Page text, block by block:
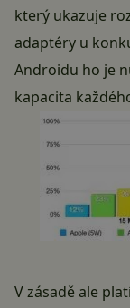
který ukazuje
adaptéry u
Androidu ho je
kapacita
V zásadě ale